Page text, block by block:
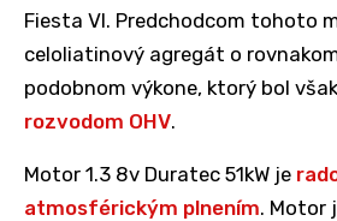
Fiesta VI. Predchodcom tohoto
celoliatinový agregát o
podobnom výkone, ktorý bol
rozvodom OHV.
Motor 1.3 8v Duratec 51kW je
atmosférickým plnením. Motor